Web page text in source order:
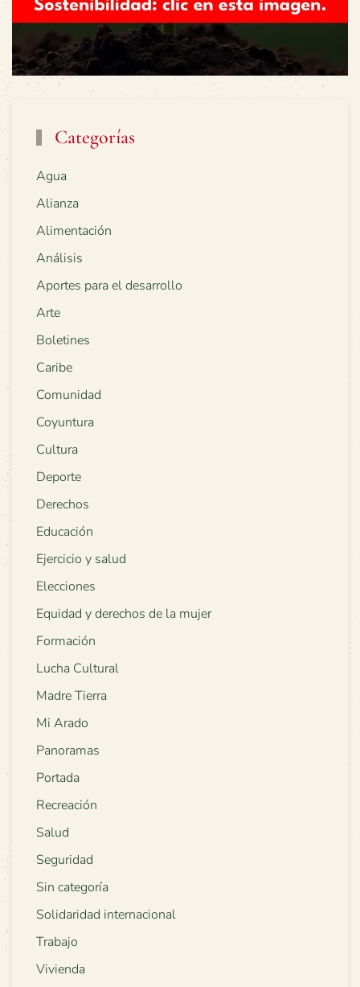
Categorías
Agua
Alianza
Alimentación
Análisis
Aportes para el desarrollo
Arte
Boletines
Caribe
Comunidad
Coyuntura
Cultura
Deporte
Derechos
Educación
Ejercicio y salud
Elecciones
Equidad y derechos de la mujer
Formación
Lucha Cultural
Madre Tierra
Mi Arado
Panoramas
Portada
Recreación
Salud
Seguridad
Sin categoría
Solidaridad internacional
Trabajo
Vivienda